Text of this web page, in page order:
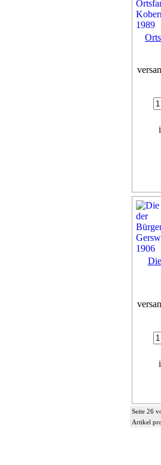
Seite 26
Artikel